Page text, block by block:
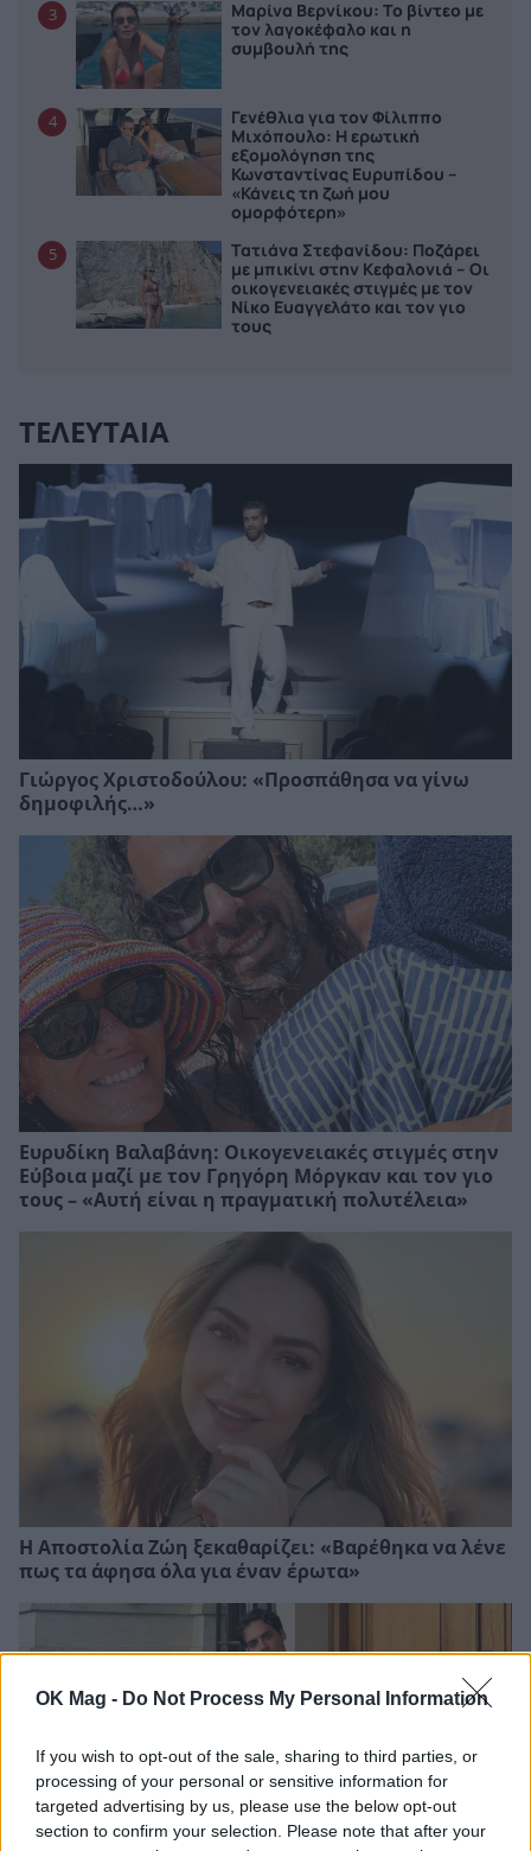
OK Mag - Do Not Process My Personal Information
If you wish to opt-out of the sale, sharing to third parties, or
processing of your personal or sensitive information for
targeted advertising by us, please use the below opt-out
section to confirm your selection. Please note that after your
3
Μαρίνα Βερνίκου: Το βίντεο με
τον λαγοκέφαλο και η
συμβουλή της
4
Γενέθλια για τον Φίλιππο
Μιχόπουλο: Η ερωτική
εξομολόγηση της
Κωνσταντίνας Ευρυπίδου –
«Κάνεις τη ζωή μου
ομορφότερη»
5
Τατιάνα Στεφανίδου: Ποζάρει
με μπικίνι στην Κεφαλονιά – Οι
οικογενειακές στιγμές με τον
Νίκο Ευαγγελάτο και τον γιο
τους
ΤΕΛΕΥΤΑΙΑ
Γιώργος Χριστοδούλου: «Προσπάθησα να γίνω
δημοφιλής…»
Ευρυδίκη Βαλαβάνη: Οικογενειακές στιγμές στην
Εύβοια μαζί με τον Γρηγόρη Μόργκαν και τον γιο
τους – «Αυτή είναι η πραγματική πολυτέλεια»
Η Αποστολία Ζώη ξεκαθαρίζει: «Βαρέθηκα να λένε
πως τα άφησα όλα για έναν έρωτα»